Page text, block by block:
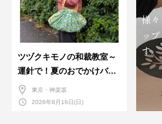
ツヅクキモノの和裁教室～
運針で！夏のおでかけバン
ダナバッグづくり～
東京・神楽坂
2026年8月16日(日)
様
ッ
す。